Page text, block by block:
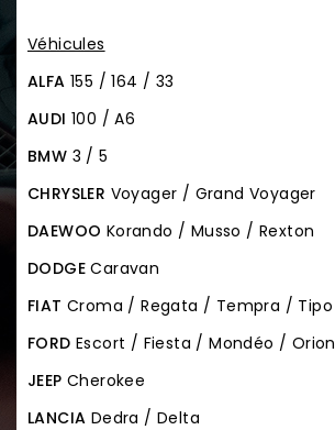
Véhicules
ALFA 155 / 164 / 33
AUDI 100 / A6
BMW 3 / 5
CHRYSLER Voyager / Grand Voyager
DAEWOO Korando / Musso / Rexton
DODGECaravan
FIAT Croma / Regata / Tempra / Tipo
FORD Escort / Fiesta / Mondéo / Orion
JEEP Cherokee
LANCIA Dedra / Delta